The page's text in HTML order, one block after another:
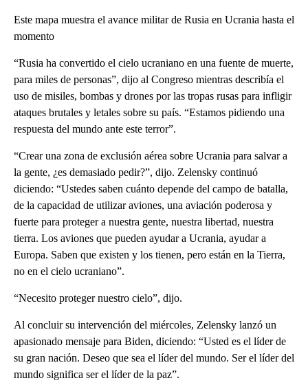
Este mapa muestra el avance militar de Rusia en Ucrania hasta el
momento
“Rusia ha convertido el cielo ucraniano en una fuente de muerte,
para miles de personas”, dijo al Congreso mientras describía el
uso de misiles, bombas y drones por las tropas rusas para infligir
ataques brutales y letales sobre su país. “Estamos pidiendo una
respuesta del mundo ante este terror”.
“Crear una zona de exclusión aérea sobre Ucrania para salvar a
la gente, ¿es demasiado pedir?”, dijo. Zelensky continuó
diciendo: “Ustedes saben cuánto depende del campo de batalla,
de la capacidad de utilizar aviones, una aviación poderosa y
fuerte para proteger a nuestra gente, nuestra libertad, nuestra
tierra. Los aviones que pueden ayudar a Ucrania, ayudar a
Europa. Saben que existen y los tienen, pero están en la Tierra,
no en el cielo ucraniano”.
“Necesito proteger nuestro cielo”, dijo.
Al concluir su intervención del miércoles, Zelensky lanzó un
apasionado mensaje para Biden, diciendo: “Usted es el líder de
su gran nación. Deseo que sea el líder del mundo. Ser el líder del
mundo significa ser el líder de la paz”.